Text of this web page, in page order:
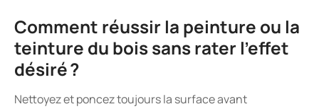
Comment réussir la peinture ou la
teinture du bois sans rater l’effet
désiré ?
Nettoyez et poncez toujours la surface avant